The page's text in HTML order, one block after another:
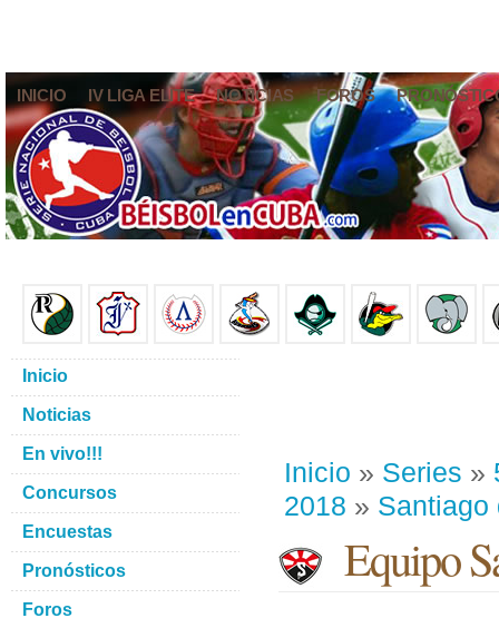
INICIO IV LIGA ELITE NOTICIAS FOROS
Inicio » Series »
2018 » Santiago
Equipo
Inicio
Noticias
En vivo!!!
Concursos
Encuestas
Pronósticos
Foros